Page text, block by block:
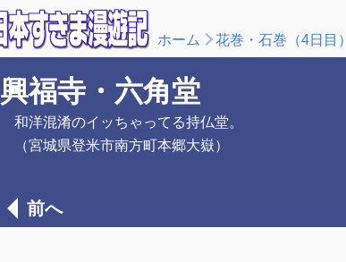
ホーム 花巻・石巻（4日目）
興福寺・六角堂
和洋混淆のイッちゃってる持仏堂。
（宮城県登米市南方町本郷大嶽）
前へ